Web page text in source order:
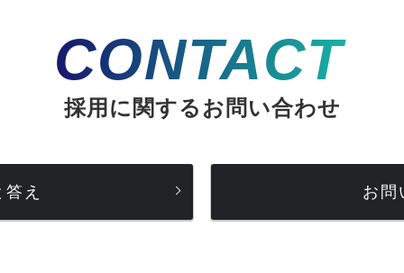
CONTACT
採用に関するお問い合わせ
え お問